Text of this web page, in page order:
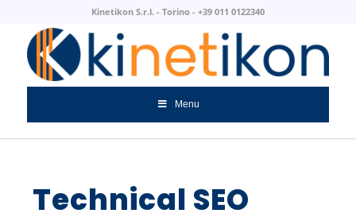
Kinetikon S.r.l. - Torino - +39 011 0122340
Menu
Technical SEO